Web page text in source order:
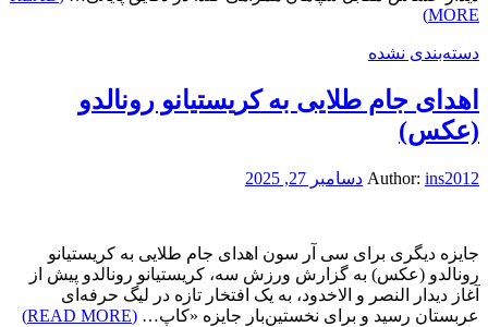
MORE)
دسته‌بندی نشده
اهدای جام طلایی به کریستیانو رونالدو
(عکس)
Author: ins2012 دسامبر 27, 2025
جایزه دیگری برای سی آر سون اهدای جام طلایی به کریستیانو
رونالدو (عکس) به گزارش ورزش سه، کریستیانو رونالدو پیش از
آغاز دیدار النصر و الاخدود، به یک افتخار تازه در لیگ حرفه‌ای
عربستان رسید و برای نخستین‌بار جایزه «کاپ… (READ MORE)